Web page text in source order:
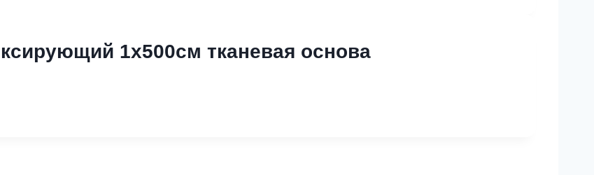
1х500см тканевая основа